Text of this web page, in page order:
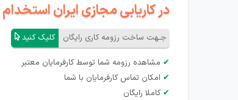
در کاریابی مجازی ایران
جـهت ساخت رزومه کاری رایگان کلیک کنید
✔ مشاهده رزومه شما توسط کارفرمایان معتبر
✔ امکان تماس کارفرمایان با شما
✔ کاملا رایگان